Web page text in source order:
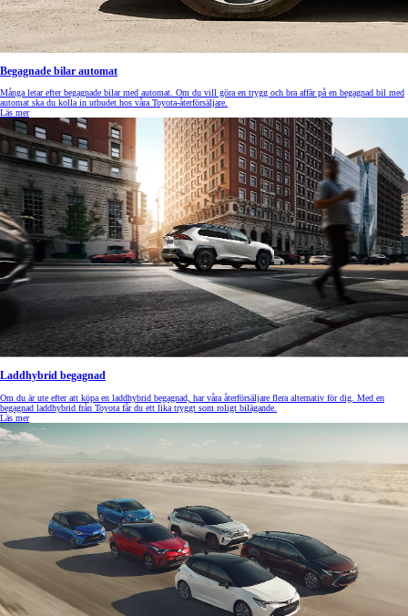
Begagnade bilar automat
Många letar efter begagnade bilar med automat. Om du vill göra en trygg och bra affär på en begagnad bil med
automat ska du kolla in utbudet hos våra Toyota-återförsäljare.
Läs mer
Laddhybrid begagnad
Om du är ute efter att köpa en laddhybrid begagnad, har våra återförsäljare flera alternativ för dig. Med en
begagnad laddhybrid från Toyota får du ett lika tryggt som roligt bilägande.
Läs mer